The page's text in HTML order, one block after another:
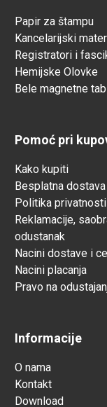
Papir za štampu
Kancelarijski
Registratori i
Hemijske Olovke
Bele magnetne
Pomoć pri
Kako kupiti
Besplatna dostava
Politika privatnosti
Reklamacije,
odustanak
Nacini dostave i
Nacini placanja
Pravo na
Informacije
O nama
Kontakt
Download